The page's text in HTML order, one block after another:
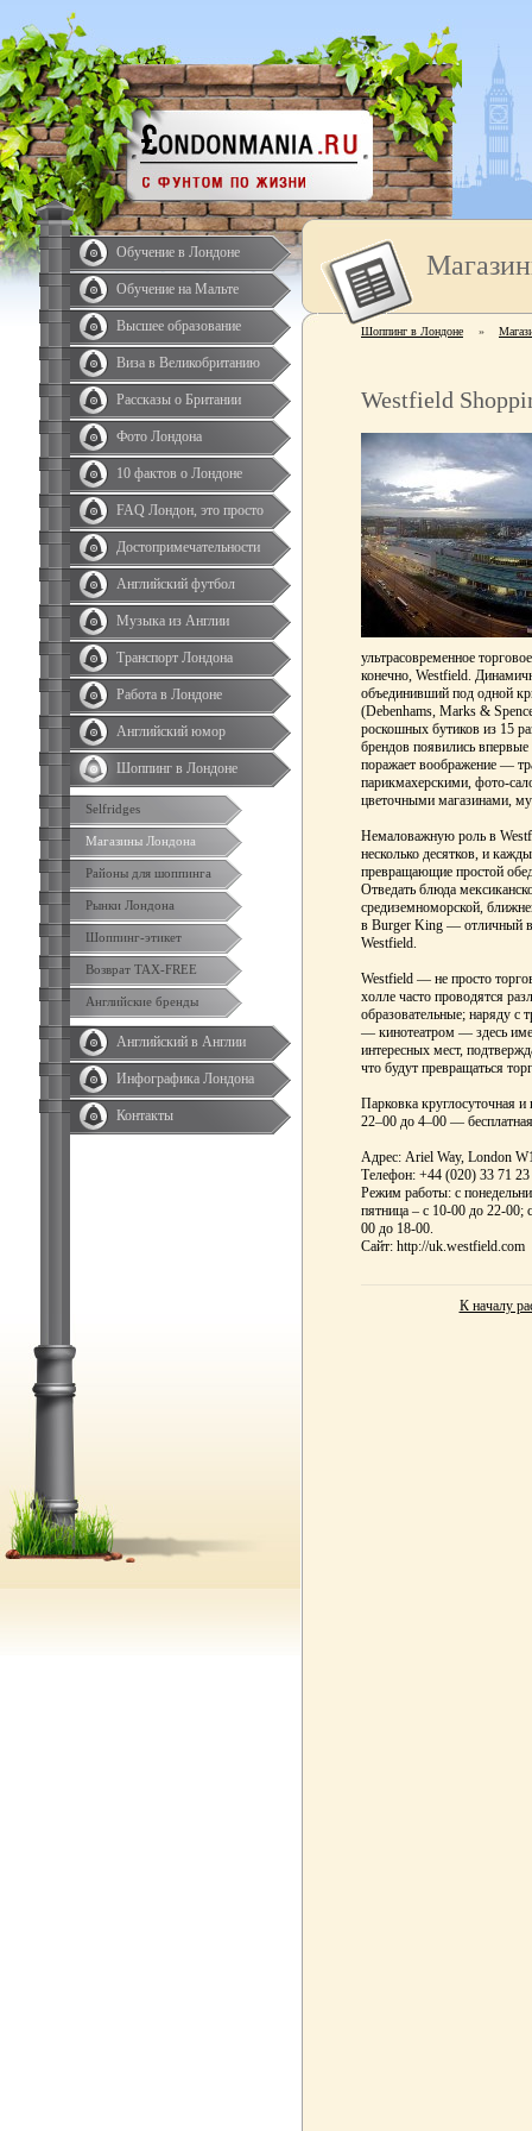
Обучение в Лондоне
Обучение на Мальте
Высшее образование
Виза в Великобританию
Рассказы о Британии
Фото Лондона
10 фактов о Лондоне
FAQ Лондон, это просто
Достопримечательности
Английский футбол
Музыка из Англии
Транспорт Лондона
Работа в Лондоне
Английский юмор
Шоппинг в Лондоне
Selfridges
Магазины Лондона
Районы для шоппинга
Рынки Лондона
Шоппинг-этикет
Возврат TAX-FREE
Английские бренды
Английский в Англии
Инфографика Лондона
Контакты
Шоппинг в Лондоне »
Westfield
ультрасовременное
конечно, Westfield.
объединивший под одной
(Debenhams, Marks &
роскошных бутиков из 15
брендов появились
поражает воображение —
парикмахерскими, фото-
цветочными магазинами,
Немаловажную роль в
несколько десятков, и
превращающие простой
Отведать блюда
средиземноморской,
в Burger King — отличный
Westfield.
Westfield — не просто
холле часто проводятся
образовательные; наряду
— кинотеатром — здесь
интересных мест,
что будут превращаться
Парковка круглосуточная и
22–00 до 4–00 —
Адрес: Ariel Way, London
Телефон: +44 (020) 33 71 23
Режим работы: с
пятница – с 10-00 до 22-00;
00 до 18-00.
Сайт: http://uk.westfield.com
К началу